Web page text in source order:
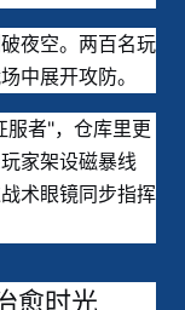
夜空。两百名玩
中展开攻防。
服者"，仓库里更
家架设磁暴线
术眼镜同步指挥
愈时光